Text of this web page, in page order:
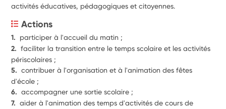
activités éducatives, pédagogiques et citoyennes.
Actions
1. participer à l'accueil du matin ;
2. faciliter la transition entre le temps scolaire et les activités
périscolaires ;
5. contribuer à l'organisation et à l'animation des fêtes
6. accompagner une sortie scolaire ;
7. aider à l'animation des temps d'activités de cours de